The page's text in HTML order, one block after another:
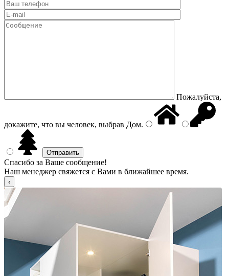
Пожалуйста,
докажите, что вы человек, выбрав Дом.
Спасибо за Ваше сообщение!
Наш менеджер свяжется с Вами в ближайшее время.